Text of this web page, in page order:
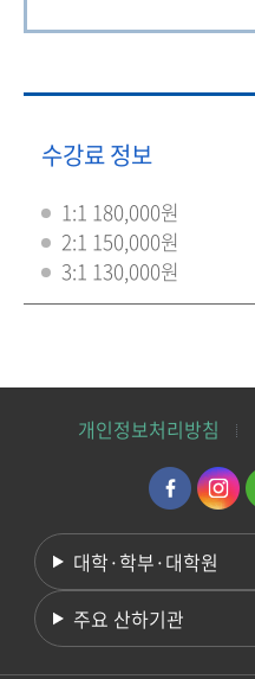
수강료 정보
1:1 180,000원
2:1 150,000원
3:1 130,000원
개인정보처리방침
대학·학부·대학원
주요 산하기관